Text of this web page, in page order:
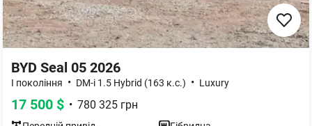
BYD Seal 05 2026
I покоління • DM-i 1.5 Hybrid (163 к.с.) • Luxury
17 500 $ • 780 325 грн